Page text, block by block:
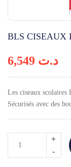
BLS CISEAUX
د.ت
Les ciseaux
Sécurisés avec des